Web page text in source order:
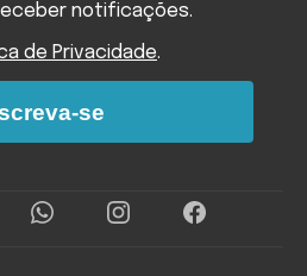
notificações.
de Privacidade.
se